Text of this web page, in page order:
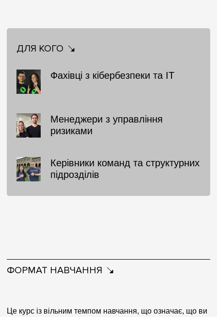
ДЛЯ КОГО
Фахівці з кібербезпеки та IT
Менеджери з управління
ризиками
Керівники команд та структурних
підрозділів
ФОРМАТ НАВЧАННЯ
Це курс із вільним темпом навчання, що означає, що ви